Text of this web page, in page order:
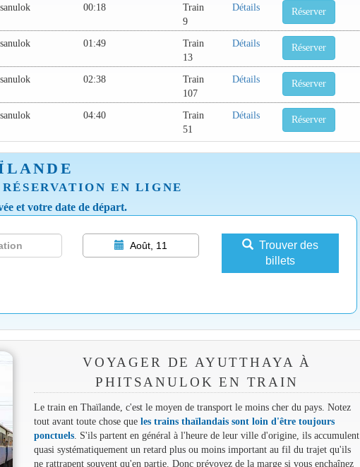
00:18
Train
9
Détails Réserver
01:49
Train
13
Détails Réserver
02:38
Train
107
Détails Réserver
04:40
Train
51
Détails Réserver
EN LIGNE
et votre date de départ.
Août, 11
Trouver des
billets
VOYAGER DE AYUTTHAYA À
PHITSANULOK EN TRAIN
Le train en Thaïlande, c'est le moyen de transport le moins cher du pays. Notez
tout avant toute chose que les trains thaïlandais sont loin d'être toujours
ponctuels. S'ils partent en général à l'heure de leur ville d'origine, ils accumulent
quasi systématiquement un retard plus ou moins important au fil du trajet qu'ils
ne rattrapent souvent qu'en partie. Donc prévoyez de la marge si vous enchaînez